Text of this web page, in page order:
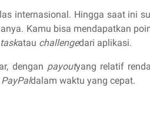
internasional. Hingga saat ini
Kamu bisa mendapatkan
taskatau challengedari aplikasi.
dengan payoutyang relatif
PayPaldalam waktu yang cepat.